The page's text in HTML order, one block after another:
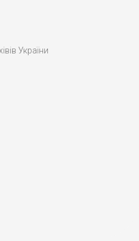
України